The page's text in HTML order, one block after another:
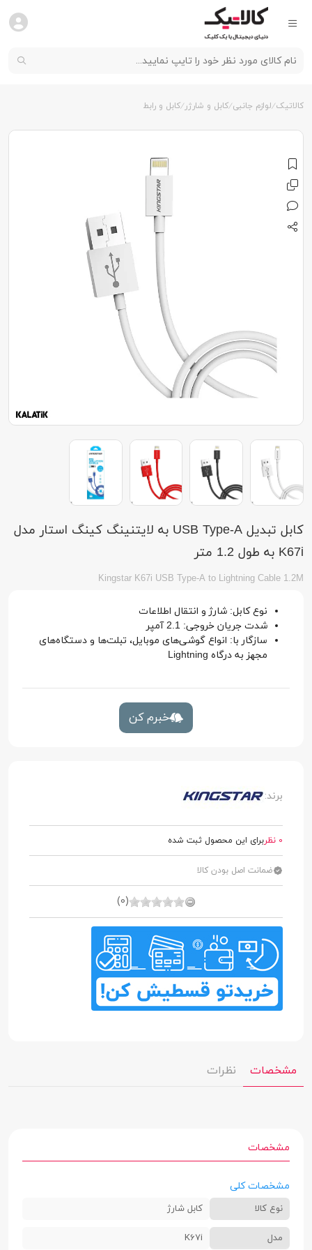
کالاتیک لوازم جانبی کابل و شارژر کابل و رابط
کابل تبدیل USB Type-A به لایتنینگ کینگ استار مدل
K67i به طول 1.2 متر
Kingstar K67i USB Type-A to Lightning Cable 1.2M
نوع کابل: شارژ و انتقال اطلاعات
شدت جریان خروجی: 2.1 آمپر
سازگار با: انواع گوشی‌های موبایل، تبلت‌ها و دستگاه‌های
مجهز به درگاه Lightning
خبرم کن
برند:
0 نظر برای این محصول ثبت شده
ضمانت اصل بودن کالا
(0)
مشخصات نظرات
مشخصات
مشخصات کلی
نوع کالا کابل شارژ
مدل K67i